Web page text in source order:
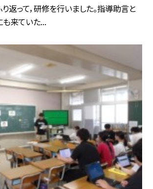
返って，研修を行いました。指導助言と
来ていた...